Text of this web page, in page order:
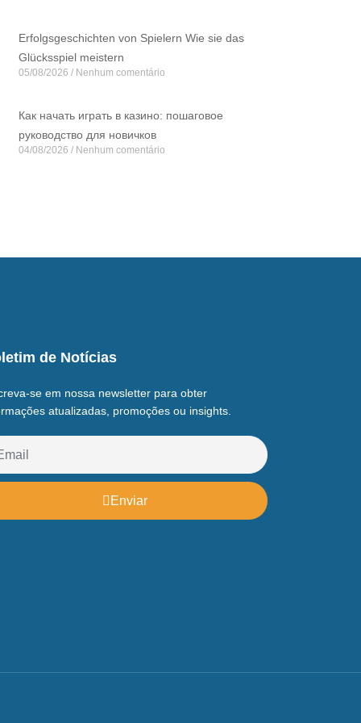
Erfolgsgeschichten von Spielern Wie sie das
Glücksspiel meistern
05/08/2026 Nenhum comentário
Как начать играть в казино: пошаговое
руководство для новичков
04/08/2026 Nenhum comentário
de Notícias
se em nossa newsletter para obter
atualizadas, promoções ou insights.
Enviar